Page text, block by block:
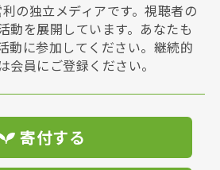
の独立メディアです。視聴者の
動を展開しています。あなたも
動に参加してください。継続的
会員にご登録ください。
寄付する